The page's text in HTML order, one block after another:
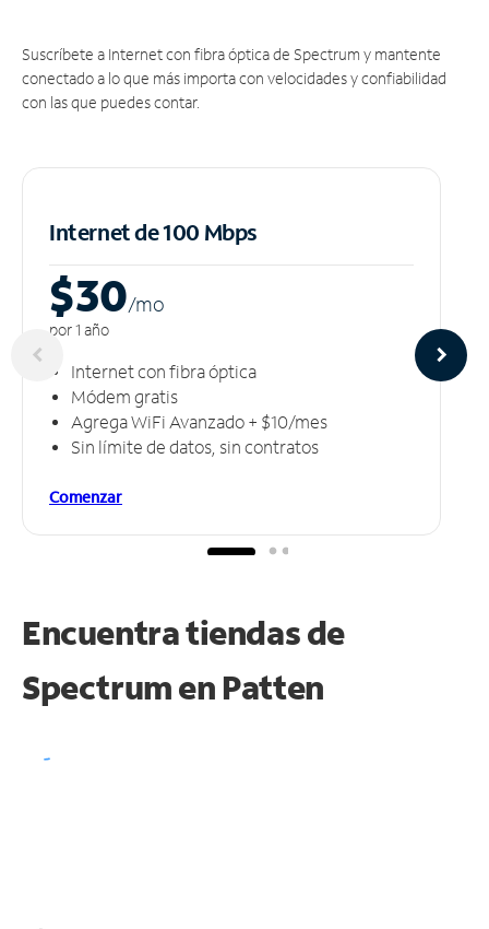
Suscríbete a Internet con fibra óptica de Spectrum y mantente
conectado a lo que más importa con velocidades y confiabilidad
con las que puedes contar.
Internet de 100 Mbps
$30/mo
por 1 año
Internet con fibra óptica
Módem gratis
Agrega WiFi Avanzado + $10/mes
Sin límite de datos, sin contratos
Comenzar
Encuentra tiendas de
Spectrum en Patten